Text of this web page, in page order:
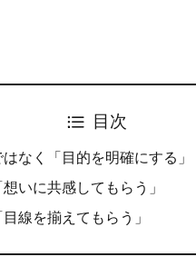
目次
なく「目的を明確にする」
いに共感してもらう」
線を揃えてもらう」